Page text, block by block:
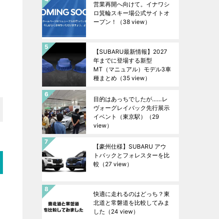
営業再開へ向けて。イナワシ
ロ箕輪スキー場公式サイトオ
ープン！
（38 view）
【SUBARU最新情報】2027
年までに登場する新型
MT（マニュアル）モデル3車
種まとめ （35 view）
目的はあっちでしたが……レ
ヴォーグレイバック先行展示
イベント（東京駅）
（29
view）
【豪州仕様】SUBARU アウ
トバックとフォレスターを比
較 （27 view）
快適に走れるのはどっち？東
北道と常磐道を比較してみま
した （24 view）